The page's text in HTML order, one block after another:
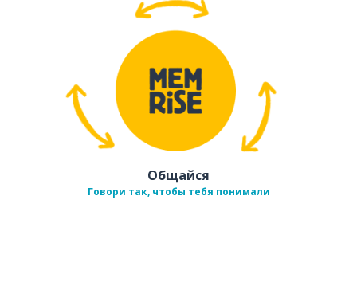
Общайся
Говори так, чтобы тебя понимали